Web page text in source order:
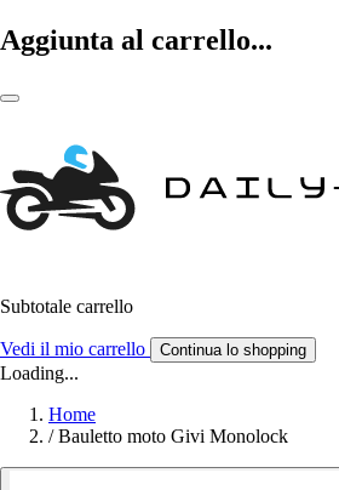
Aggiunta al carrello...
Subtotale carrello
Vedi il mio carrello Continua lo shopping
Loading...
Home
/ Bauletto moto Givi Monolock